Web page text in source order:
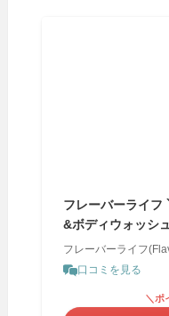
フレーバーライ
&ボディウォッシ
フレーバーライフ
口コミを見る
＼ポ